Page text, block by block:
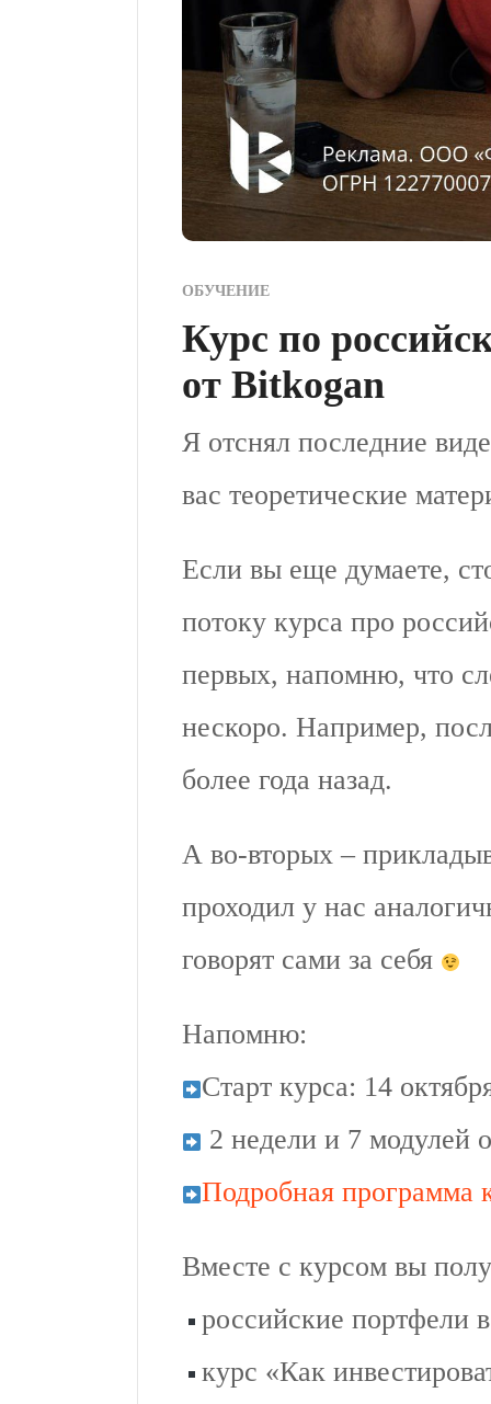
ОБУЧЕНИЕ
Курс по
от Bitkogan
Я отснял последние
вас теоретические
Если вы еще думаете,
потоку курса про
первых, напомню, что
нескоро. Например,
более года назад.
А во-вторых –
проходил у нас
говорят сами за себя
Напомню:
Старт курса: 14
2 недели и 7 модулей
Подробная программа
Вместе с курсом вы
российские
курс «Как